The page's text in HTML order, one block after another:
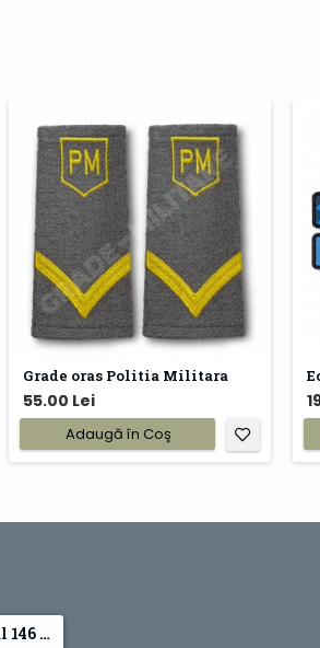
Grade oras Politia Militara
55.00 Lei
Adaugă în Coş
Emblema Divizionul 146 Nave Minare si Deminare